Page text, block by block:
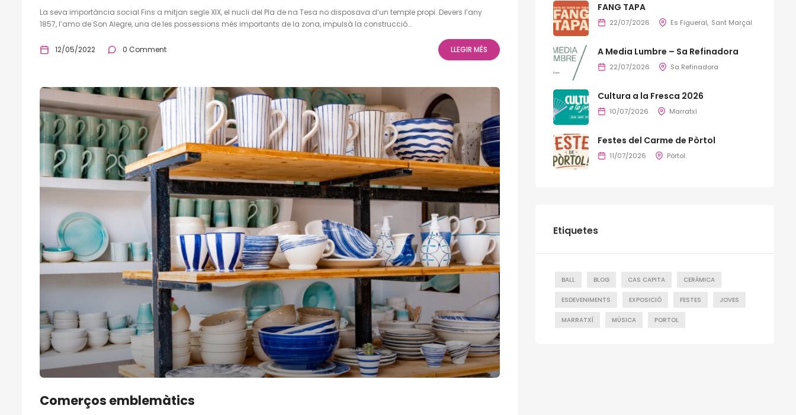
La seva importància social Fins a mitjan segle XIX, el nucli del Pla de na Tesa no disposava d’un temple propi. Devers l’any
1857, l’amo de Son Alegre, una de les possessions més importants de la zona, impulsà la construcció...
12/05/2022 0 Comment LLEGIR MÉS
Comerços emblemàtics
FANG TAPA
22/07/2026 Es Figueral Sant Marçal
A Media Lumbre – Sa Refinadora
22/07/2026 Sa Refinadora
Cultura a la Fresca 2026
10/07/2026 Marratxí
Festes del Carme de Pòrtol
11/07/2026 Pòrtol
Etiquetes
BALL BLOG CAS CAPITA CERÁMICA
ESDEVENIMENTS EXPOSICIÓ FESTES JOVES
MARRATXÍ MÚSICA PORTOL